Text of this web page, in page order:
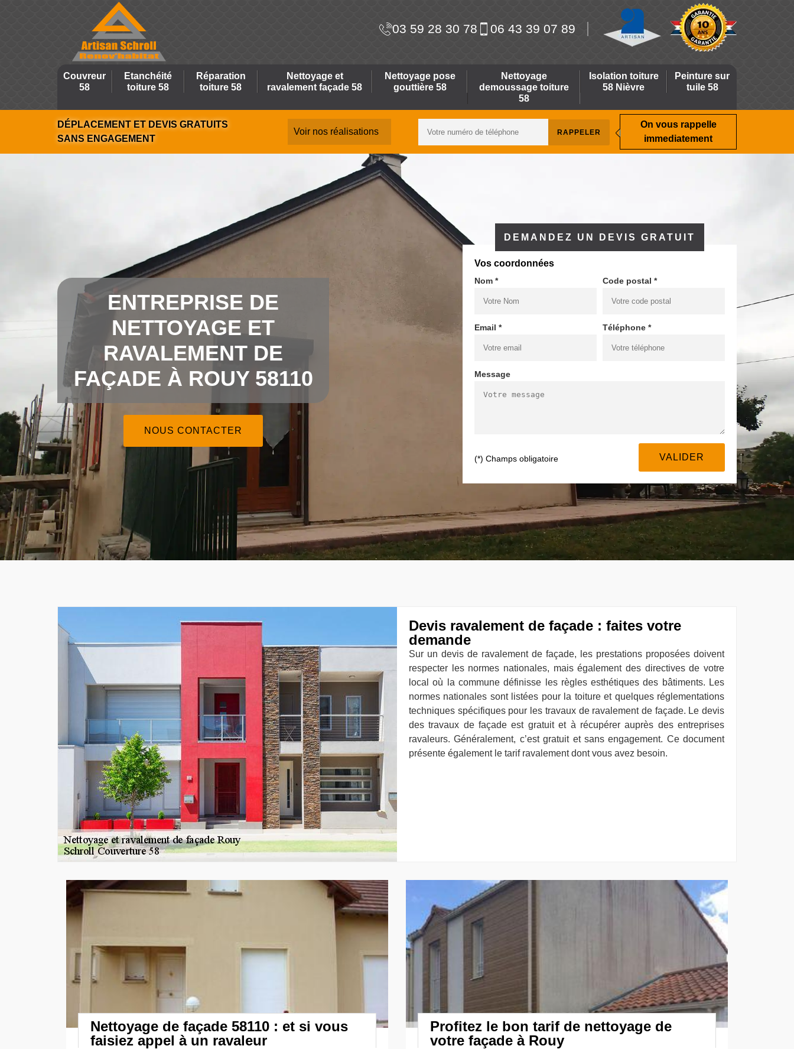
03 59 28 30 78 06 43 39 07 89
Couvreur
58
Etanchéité
toiture 58
Réparation
toiture 58
Nettoyage et
ravalement façade 58
Nettoyage pose
gouttière 58
Nettoyage
demoussage toiture
58
Isolation toiture
58 Nièvre
Peinture sur
tuile 58
DÉPLACEMENT ET DEVIS GRATUITS
SANS ENGAGEMENT
Voir nos réalisations
On vous rappelle
immediatement
ENTREPRISE DE
NETTOYAGE ET
RAVALEMENT DE
FAÇADE À ROUY 58110
NOUS CONTACTER
DEMANDEZ UN DEVIS GRATUIT
Vos coordonnées
Nom * Code postal *
Email * Téléphone *
Message
(*) Champs obligatoire
Devis ravalement de façade : faites votre
demande
Sur un devis de ravalement de façade, les prestations proposées doivent
respecter les normes nationales, mais également des directives de votre
local où la commune définisse les règles esthétiques des bâtiments. Les
normes nationales sont listées pour la toiture et quelques réglementations
techniques spécifiques pour les travaux de ravalement de façade. Le devis
des travaux de façade est gratuit et à récupérer auprès des entreprises
ravaleurs. Généralement, c’est gratuit et sans engagement. Ce document
présente également le tarif ravalement dont vous avez besoin.
Nettoyage de façade 58110 : et si vous
faisiez appel à un ravaleur
Profitez le bon tarif de nettoyage de
votre façade à Rouy